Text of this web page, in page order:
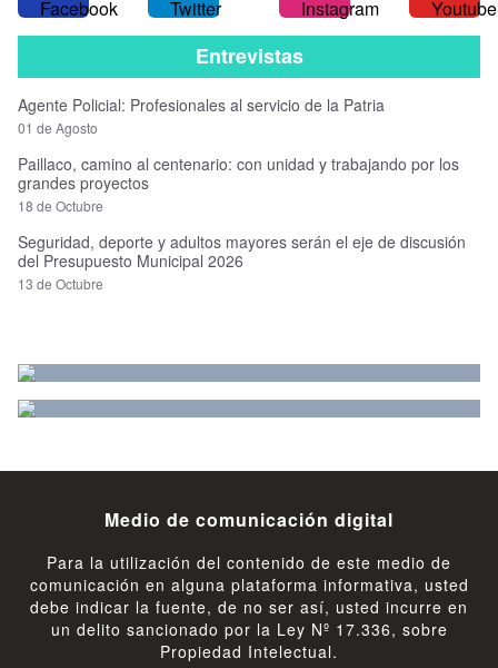
Entrevistas
Agente Policial: Profesionales al servicio de la Patria
01 de Agosto
Paillaco, camino al centenario: con unidad y trabajando por los
grandes proyectos
18 de Octubre
Seguridad, deporte y adultos mayores serán el eje de discusión
del Presupuesto Municipal 2026
13 de Octubre
Medio de comunicación digital
Para la utilización del contenido de este medio de
comunicación en alguna plataforma informativa, usted
debe indicar la fuente, de no ser así, usted incurre en
un delito sancionado por la Ley Nº 17.336, sobre
Propiedad Intelectual.